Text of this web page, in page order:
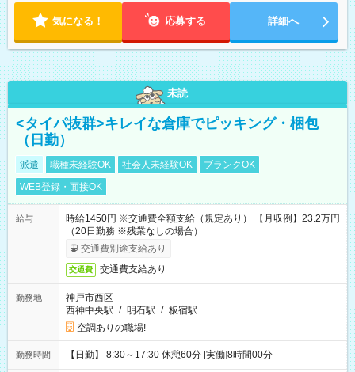
気になる！ 応募する 詳細へ
未読
<タイパ抜群>キレイな倉庫でピッキング・梱包
（日勤）
派遣 職種未経験OK 社会人未経験OK
ブランクOK
WEB登録・面接OK
給与
時給1450円 ※交通費全額支給（規定あり） 【月収例】23.2万円
（20日勤務 ※残業なしの場合）
交通費別途支給あり
交通費 交通費支給あり
勤務地
神戸市西区
西神中央駅 / 明石駅 / 板宿駅
空調ありの職場!
勤務時間 【日勤】 8:30～17:30 休憩60分 [実働]8時間00分